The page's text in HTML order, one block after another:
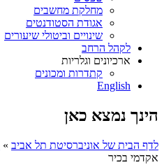
מחלקת מחשבים
אגודת הסטודנטים
שינויים וביטולי שיעורים
לקהל הרחב
ארכיונים וגלריות
קתדרות ומכונים
English
הינך נמצא כאן
לדף הבית של אוניברסיטת תל אביב »
אקדמי בכיר